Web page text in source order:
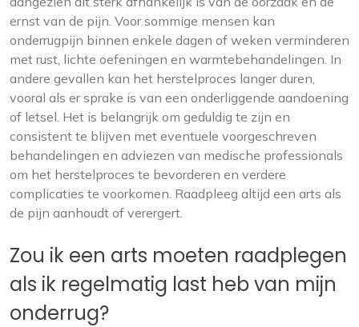
ernst van de pijn. Voor sommige mensen kan
onderrugpijn binnen enkele dagen of weken verminderen
met rust, lichte oefeningen en warmtebehandelingen. In
andere gevallen kan het herstelproces langer duren,
vooral als er sprake is van een onderliggende aandoening
of letsel. Het is belangrijk om geduldig te zijn en
consistent te blijven met eventuele voorgeschreven
behandelingen en adviezen van medische professionals
om het herstelproces te bevorderen en verdere
complicaties te voorkomen. Raadpleeg altijd een arts als
de pijn aanhoudt of verergert.
Zou ik een arts moeten raadplegen
als ik regelmatig last heb van mijn
onderrug?